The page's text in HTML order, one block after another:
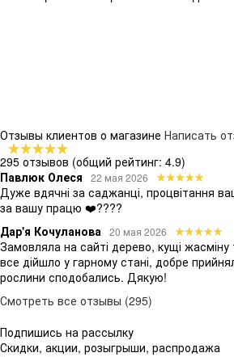
Отзывы клиентов о магазине Написать
295 отзывов (общий рейтинг: 4.9)
Павлюк Олеся
22 мая 2026
Дуже вдячні за саджанці, процвітання
за вашу працю ❤️????
Дар'я Кочуланова 20 мая 2026
Замовляла на сайті дерево, кущі жасміну
все дійшло у гарному стані, добре
рослини сподобались. Дякую!
Смотреть все отзывы (295)
Подпишись на рассылку
Скидки, акции, розыгрыши, распродажа